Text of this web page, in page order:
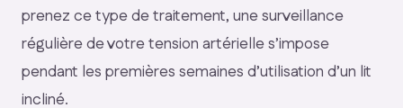
prenez ce type de traitement, une surveillance
régulière de votre tension artérielle s’impose
pendant les premières semaines d’utilisation d’un lit
incliné.